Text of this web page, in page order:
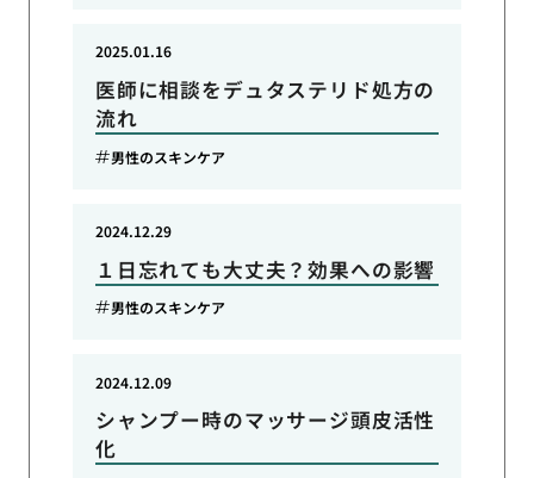
医師に相談をデュタステリド処方の
流れ
2025.01.16
男性のスキンケア
１日忘れても大丈夫？効果への影響
2024.12.29
男性のスキンケア
シャンプー時のマッサージ頭皮活性
化
2024.12.09